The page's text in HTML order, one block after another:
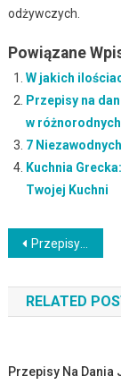
odżywczych.
Powiązane
W jakich
Przepisy na
w
7
Kuchnia
Twojej Kuchni
Nawigacja
wpisu
Przepisy na dania jednogarnkowe: proste i szybkie rozwiązania dla zabieganych
RELATED
Przepisy Na